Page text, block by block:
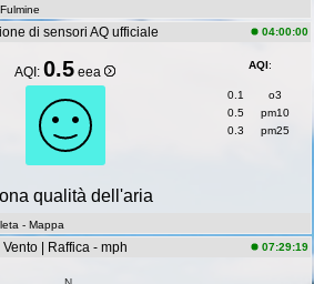
di sensori AQ ufficiale 04:00:00
AQI:0.5 eea AQI:
0.1
o3
0.5
pm10
0.3
pm25
qualità dell'aria
- Mappa
Vento | Raffica - mph 07:29:19